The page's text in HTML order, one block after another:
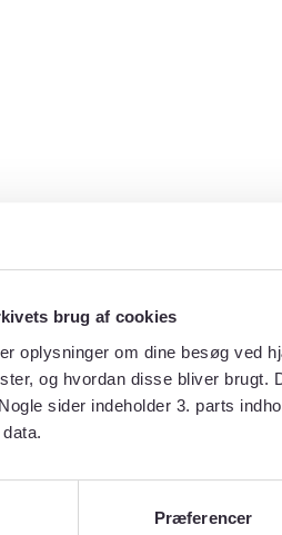
brug af cookies
oplysninger om dine besøg ved
og hvordan disse bliver
sider indeholder 3. parts
data.
Præferencer